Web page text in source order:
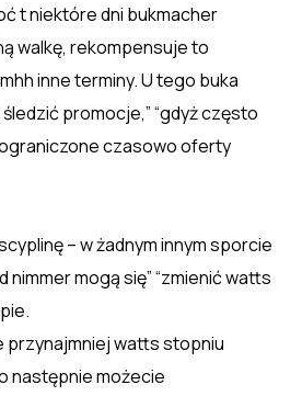
t niektóre dni bukmacher
walkę, rekompensuje to
inne terminy. U tego buka
promocje,” “gdyż często
czasowo oferty
– w żadnym innym sporcie
nimmer mogą się” “zmienić watts
przynajmniej watts stopniu
następnie możecie